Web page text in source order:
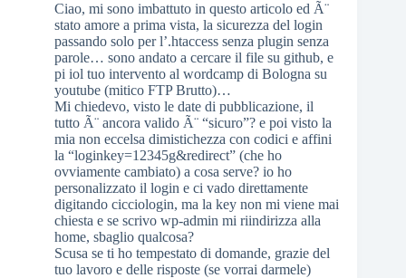
Ciao, mi sono imbattuto in questo articolo ed Ã¨
stato amore a prima vista, la sicurezza del login
passando solo per l’.htaccess senza plugin senza
parole… sono andato a cercare il file su github, e
pi iol tuo intervento al wordcamp di Bologna su
youtube (mitico FTP Brutto)…
Mi chiedevo, visto le date di pubblicazione, il
tutto Ã¨ ancora valido Ã¨ “sicuro”? e poi visto la
mia non eccelsa dimistichezza con codici e affini
la “loginkey=12345g&redirect” (che ho
ovviamente cambiato) a cosa serve? io ho
personalizzato il login e ci vado direttamente
digitando cicciologin, ma la key non mi viene mai
chiesta e se scrivo wp-admin mi riindirizza alla
home, sbaglio qualcosa?
Scusa se ti ho tempestato di domande, grazie del
tuo lavoro e delle risposte (se vorrai darmele)